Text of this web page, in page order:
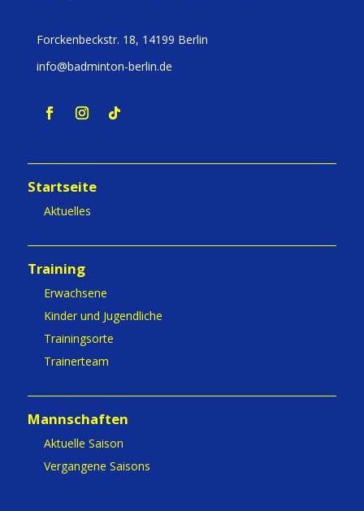
Forckenbeckstr. 18, 14199 Berlin
info@badminton-berlin.de
Startseite
Aktuelles
Training
Erwachsene
Kinder und Jugendliche
Trainingsorte
Trainerteam
Mannschaften
Aktuelle Saison
Vergangene Saisons